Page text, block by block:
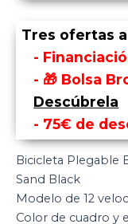
Tres ofertas
-
- 🎁 Bolsa
Descúbrela
- 75€ de
Bicicleta Plegable
Sand Black
Modelo de 12
Color de cuadro y